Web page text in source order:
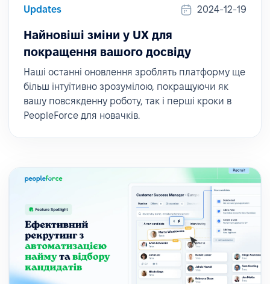
Updates 2024-12-19
Найновіші зміни у UX для
покращення вашого досвіду
Наші останні оновлення зроблять платформу ще
більш інтуїтивно зрозумілою, покращуючи як
вашу повсякденну роботу, так і перші кроки в
PeopleForce для новачків.